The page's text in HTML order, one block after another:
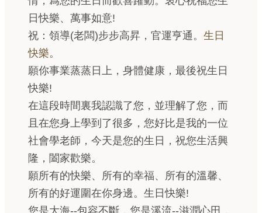
日快樂、萬事如意!
祝：領導(老闆)步步高昇，官運亨通。 生日
快樂。
願你事業蒸蒸日上，身體健康，最後祝生日
快樂!
在這段時間裏我認識了您，並理解了您，而
且在您身上學到了很多，您好比是我的一位
社會學老師，今天是您的生日，祝您生活興
隆，闔家歡樂。
願所有的快樂、所有的幸福、所有的溫馨、
所有的好運圍在你身邊。生日快樂!
您是大海--包容不斷，您是溪流--滋潤心田，